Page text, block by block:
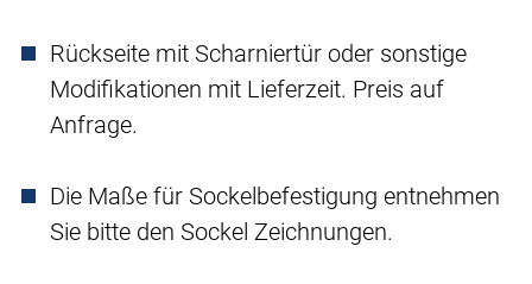
Rückseite mit Scharniertür oder sonstige
Modifikationen mit Lieferzeit. Preis auf
Anfrage.
Die Maße für Sockelbefestigung entnehmen
Sie bitte den Sockel Zeichnungen.